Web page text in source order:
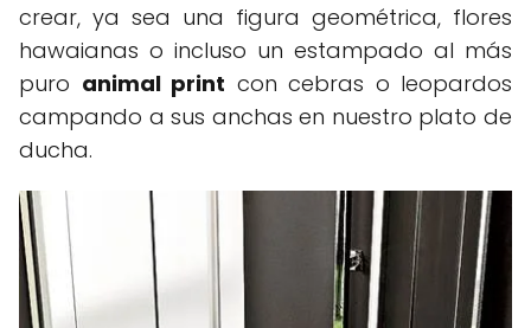
crear, ya sea una figura geométrica, flores
hawaianas o incluso un estampado al más
puro animal print con cebras o leopardos
campando a sus anchas en nuestro plato de
ducha.